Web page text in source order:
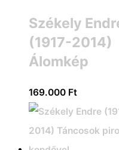
Székely
(1917-2014)
Álomkép
169.000 Ft